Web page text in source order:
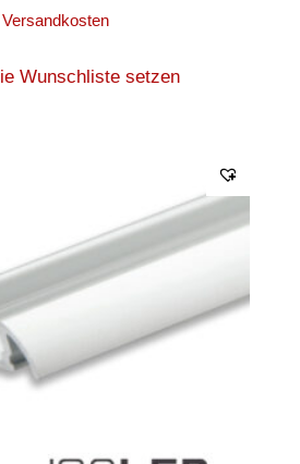
Versandkosten
Wunschliste setzen